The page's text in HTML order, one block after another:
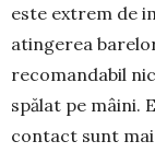
este extrem de
atinge­rea
recoman­dabil
spălat pe mâini.
contact sunt